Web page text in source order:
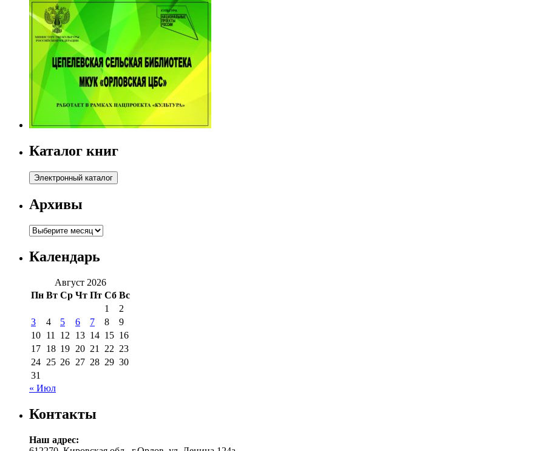
Каталог книг
Архивы
Архивы
Календарь
Август 2026
Пн Вт Ср Чт Пт Сб Вс
1
2
3
4 5 6 7 8
9
10 11 12 13 14 15 16
17 18 19 20 21 22 23
24 25 26 27 28 29 30
31
« Июл
Контакты
Наш адрес: